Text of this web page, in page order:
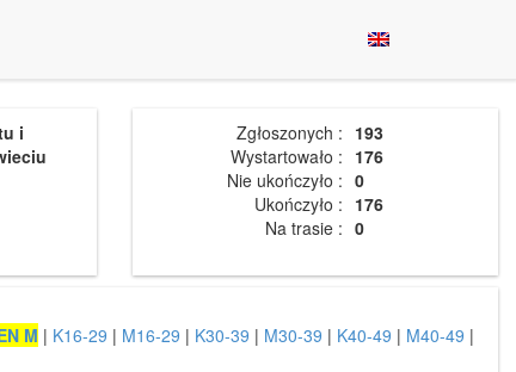
i
Zgłoszonych : 193
Wystartowało : 176
Nie ukończyło : 0
Ukończyło : 176
Na trasie : 0
M | K16-29 | M16-29 | K30-39 | M30-39 | K40-49 | M40-49 |